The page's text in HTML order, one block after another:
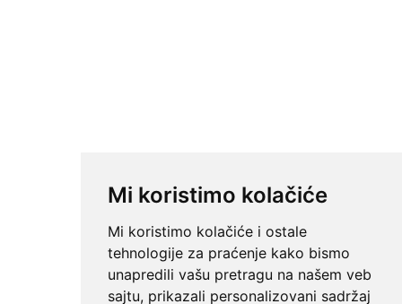
Mi koristimo kolačiće
Mi koristimo kolačiće i ostale
tehnologije za praćenje kako bismo
unapredili vašu pretragu na našem veb
sajtu, prikazali personalizovani sadržaj